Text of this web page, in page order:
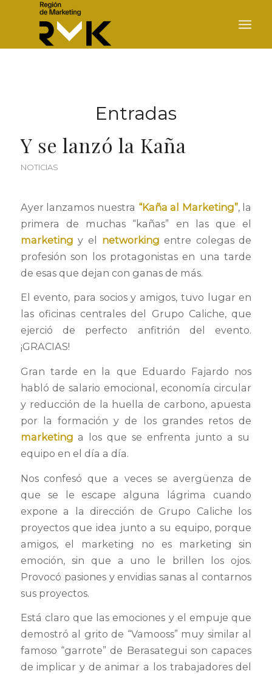
Entradas
Y se lanzó la Kaña
NOTICIAS
Ayer lanzamos nuestra “Kaña al Marketing”, la
primera de muchas “kañas” en las que el
marketing y el networking entre colegas de
profesión son los protagonistas en una tarde
de esas que dejan con ganas de más.
El evento, para socios y amigos, tuvo lugar en
las oficinas centrales del Grupo Caliche, que
ejerció de perfecto anfitrión del evento.
¡GRACIAS!
Gran tarde en la que Eduardo Fajardo nos
habló de salario emocional, economía circular
y reducción de la huella de carbono, apuesta
por la formación y de los grandes retos de
marketing a los que se enfrenta junto a su
equipo en el día a día.
Nos confesó que a veces se avergüenza de
que se le escape alguna lágrima cuando
expone a la dirección de Grupo Caliche los
proyectos que idea junto a su equipo, porque
amigos, el marketing no es marketing sin
emoción, sin que a uno le brillen los ojos.
Provocó pasiones y envidias sanas al contarnos
sus proyectos.
Está claro que las emociones y el empuje que
demostró al grito de “Vamooss” muy similar al
famoso “garrote” de Berasategui son capaces
de implicar y de animar a los trabajadores del